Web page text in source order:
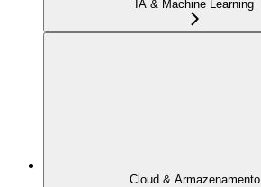
IA & Machine Learning
Cloud & Armazenamento